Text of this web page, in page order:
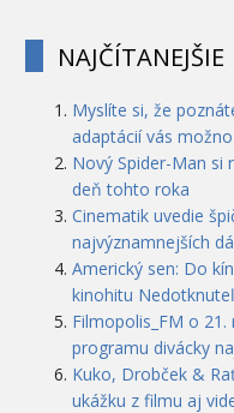
NAJČÍTANEJŠIE
Myslíte si, že
adaptácií vás
Nový Spider-Man si
deň tohto roka
Cinematik uvedie
najvýznamnejších
Americký sen: Do
kinohitu
Filmopolis_FM o
programu divácky
Kuko, Drobček &
ukážku z filmu aj